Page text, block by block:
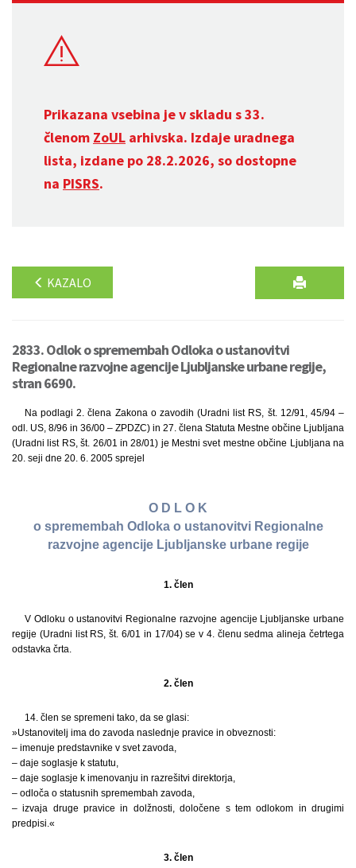
Prikazana vsebina je v skladu s 33.
členom ZoUL arhivska. Izdaje uradnega
lista, izdane po 28.2.2026, so dostopne
na PISRS.
KAZALO
2833. Odlok o spremembah Odloka o ustanovitvi
Regionalne razvojne agencije Ljubljanske urbane regije,
stran 6690.
Na podlagi 2. člena Zakona o zavodih (Uradni list RS, št. 12/91, 45/94 –
odl. US, 8/96 in 36/00 – ZPDZC) in 27. člena Statuta Mestne občine Ljubljana
(Uradni list RS, št. 26/01 in 28/01) je Mestni svet mestne občine Ljubljana na
20. seji dne 20. 6. 2005 sprejel
O D L O K
o spremembah Odloka o ustanovitvi Regionalne
razvojne agencije Ljubljanske urbane regije
1. člen
V Odloku o ustanovitvi Regionalne razvojne agencije Ljubljanske urbane
regije (Uradni list RS, št. 6/01 in 17/04) se v 4. členu sedma alineja četrtega
odstavka črta.
2. člen
14. člen se spremeni tako, da se glasi:
»Ustanovitelj ima do zavoda naslednje pravice in obveznosti:
– imenuje predstavnike v svet zavoda,
– daje soglasje k statutu,
– daje soglasje k imenovanju in razrešitvi direktorja,
– odloča o statusnih spremembah zavoda,
– izvaja druge pravice in dolžnosti, določene s tem odlokom in drugimi
predpisi.«
3. člen